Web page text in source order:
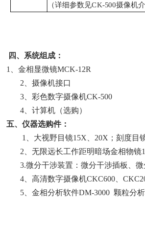
（详细参数见CK-500摄像机介
四、系统组成：
1、金相显微镜MCK-
2、摄像机接口
3、彩色数字摄像机CK-500
4、计算机（选购）
五、仪器选购件：
1、大视野目镜15X、20X；刻度目
2、无限远长工作距明暗场金相物镜
3.微分干涉装置：微分干涉插板、
4、高清数字摄像机CKC600、
5、金相分析软件DM-3000 颗粒分